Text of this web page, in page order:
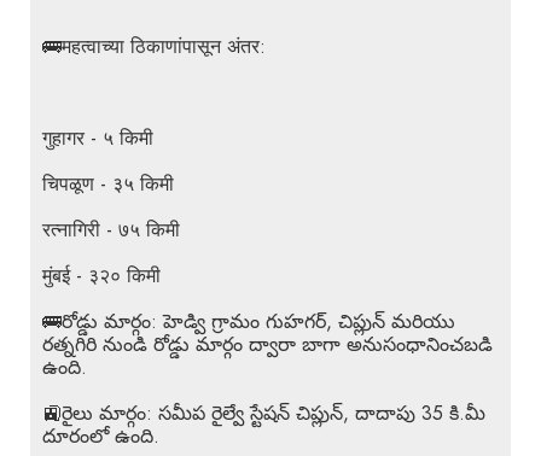
🚌महत्वाच्या ठिकाणांपासून अंतर:
गुहागर - ५ किमी
चिपळूण - ३५ किमी
रत्नागिरी - ७५ किमी
मुंबई - ३२० किमी
🚌రోడ్డు మార్గం: హెడ్వి గ్రామం గుహగర్, చిప్లున్ మరియు
రత్నగిరి నుండి రోడ్డు మార్గం ద్వారా బాగా అనుసంధానించబడి
ఉంది.
🚉రైలు మార్గం: సమీప రైల్వే స్టేషన్ చిప్లున్, దాదాపు 35 కి.మీ
దూరంలో ఉంది.